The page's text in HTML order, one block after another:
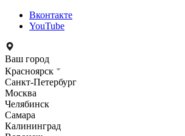
Вконтакте
YouTube
Ваш город
Красноярск
Санкт-Петербург
Москва
Челябинск
Самара
Калининград